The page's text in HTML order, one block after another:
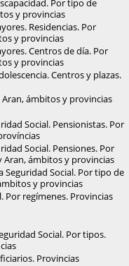
Por tipo de
y provincias
Residencias. Por
y provincias
Centros de día. Por
y provincias
Centros y plazas.
Aran, ámbitos y provincias
Social. Pensionistas. Por
Social. Pensiones. Por
Aran, ámbitos y provincias
Social. Por tipo de
y provincias
Por regímenes. Provincias
Social. Por tipos.
Provincias